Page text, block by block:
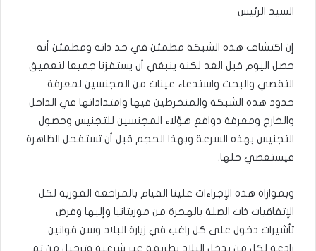
السيد الرئيس
إن اكتشاف هذه الشبكة مطمئن في حد ذاته ومطمئن أنه
حصل اليوم قبل الغد لكنه ينبغي أن يستفزنا جميعا لتعميق
التقصي والبحث واستدعاء عينات من المجنسين لمعرفة
حدود هذه الشبكة والمنخرطين فيها وامتداداتها في الداخل
والخارج ومعرفة دوافع هؤلاء المجنسين للتجنيس وحصول
التجنيس بهذه السرعة وبهذا الحجم قبل أن تستفحل الظاهرة
فيستعصي حلها.
وبموازاة هذه الإجراءات علينا القيام بالمراجعة الفورية لكل
الإتفاقيات ذات الصلة بالهجرة من موريتانيا وإليها وفرض
تأشيرات دخول على كل راغب في زيارة البلاد وسن قوانين
رادعة لكل من يدخل البلاد بطريقة غير شرعية وترحيل من تم